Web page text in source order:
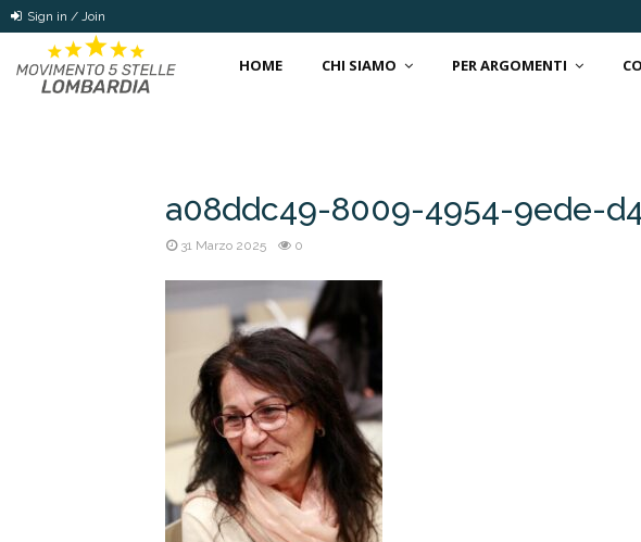
Sign in / Join
HOME CHI SIAMO PER ARGOMENTI
a08ddc49-8009-4954-9ede-
31 Marzo 2025 0